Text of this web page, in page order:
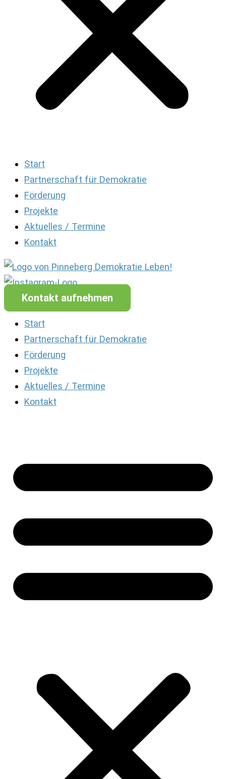
Start
Partnerschaft für Demokratie
Förderung
Projekte
Aktuelles / Termine
Kontakt
Kontakt aufnehmen
Start
Partnerschaft für Demokratie
Förderung
Projekte
Aktuelles / Termine
Kontakt